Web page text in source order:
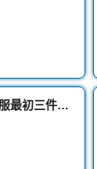
长期稳定传奇私服最初三件天龙圣衣的归属者是谁神奇风云占了两件